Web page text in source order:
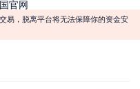
官网
易，脱离平台将无法保障你的资金安